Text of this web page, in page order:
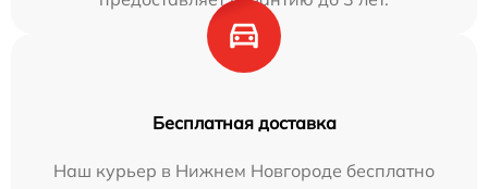
Бесплатная доставка
Наш курьер в Нижнем Новгороде бесплатно